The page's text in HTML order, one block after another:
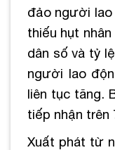
đảo người
thiếu hụt
dân số và tỷ
người lao
liên tục tăng.
tiếp nhận trên
Xuất phát từ